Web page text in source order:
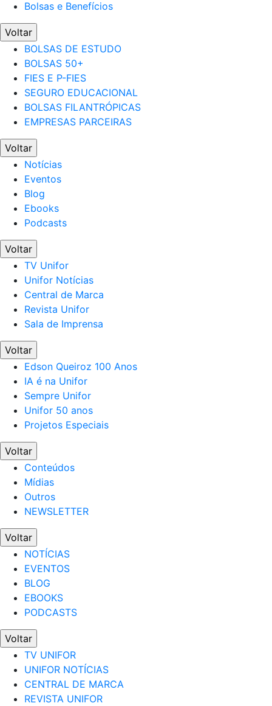
Bolsas e Benefícios
Voltar
BOLSAS DE ESTUDO
BOLSAS 50+
FIES E P-FIES
SEGURO EDUCACIONAL
BOLSAS FILANTRÓPICAS
EMPRESAS PARCEIRAS
Voltar
Notícias
Eventos
Blog
Ebooks
Podcasts
Voltar
TV Unifor
Unifor Notícias
Central de Marca
Revista Unifor
Sala de Imprensa
Voltar
Edson Queiroz 100 Anos
IA é na Unifor
Sempre Unifor
Unifor 50 anos
Projetos Especiais
Voltar
Conteúdos
Mídias
Outros
NEWSLETTER
Voltar
NOTÍCIAS
EVENTOS
BLOG
EBOOKS
PODCASTS
Voltar
TV UNIFOR
UNIFOR NOTÍCIAS
CENTRAL DE MARCA
REVISTA UNIFOR